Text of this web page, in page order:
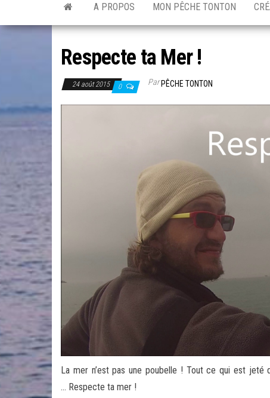
A PROPOS MON PÊCHE TONTON
Respecte ta Mer !
24 août 2015 0 ParPÊCHE TONTON
La mer n’est pas une poubelle ! Tout ce qui est
… Respecte ta mer !